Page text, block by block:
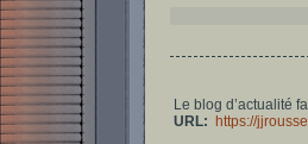
Le blog d’actualité
URL:
https://